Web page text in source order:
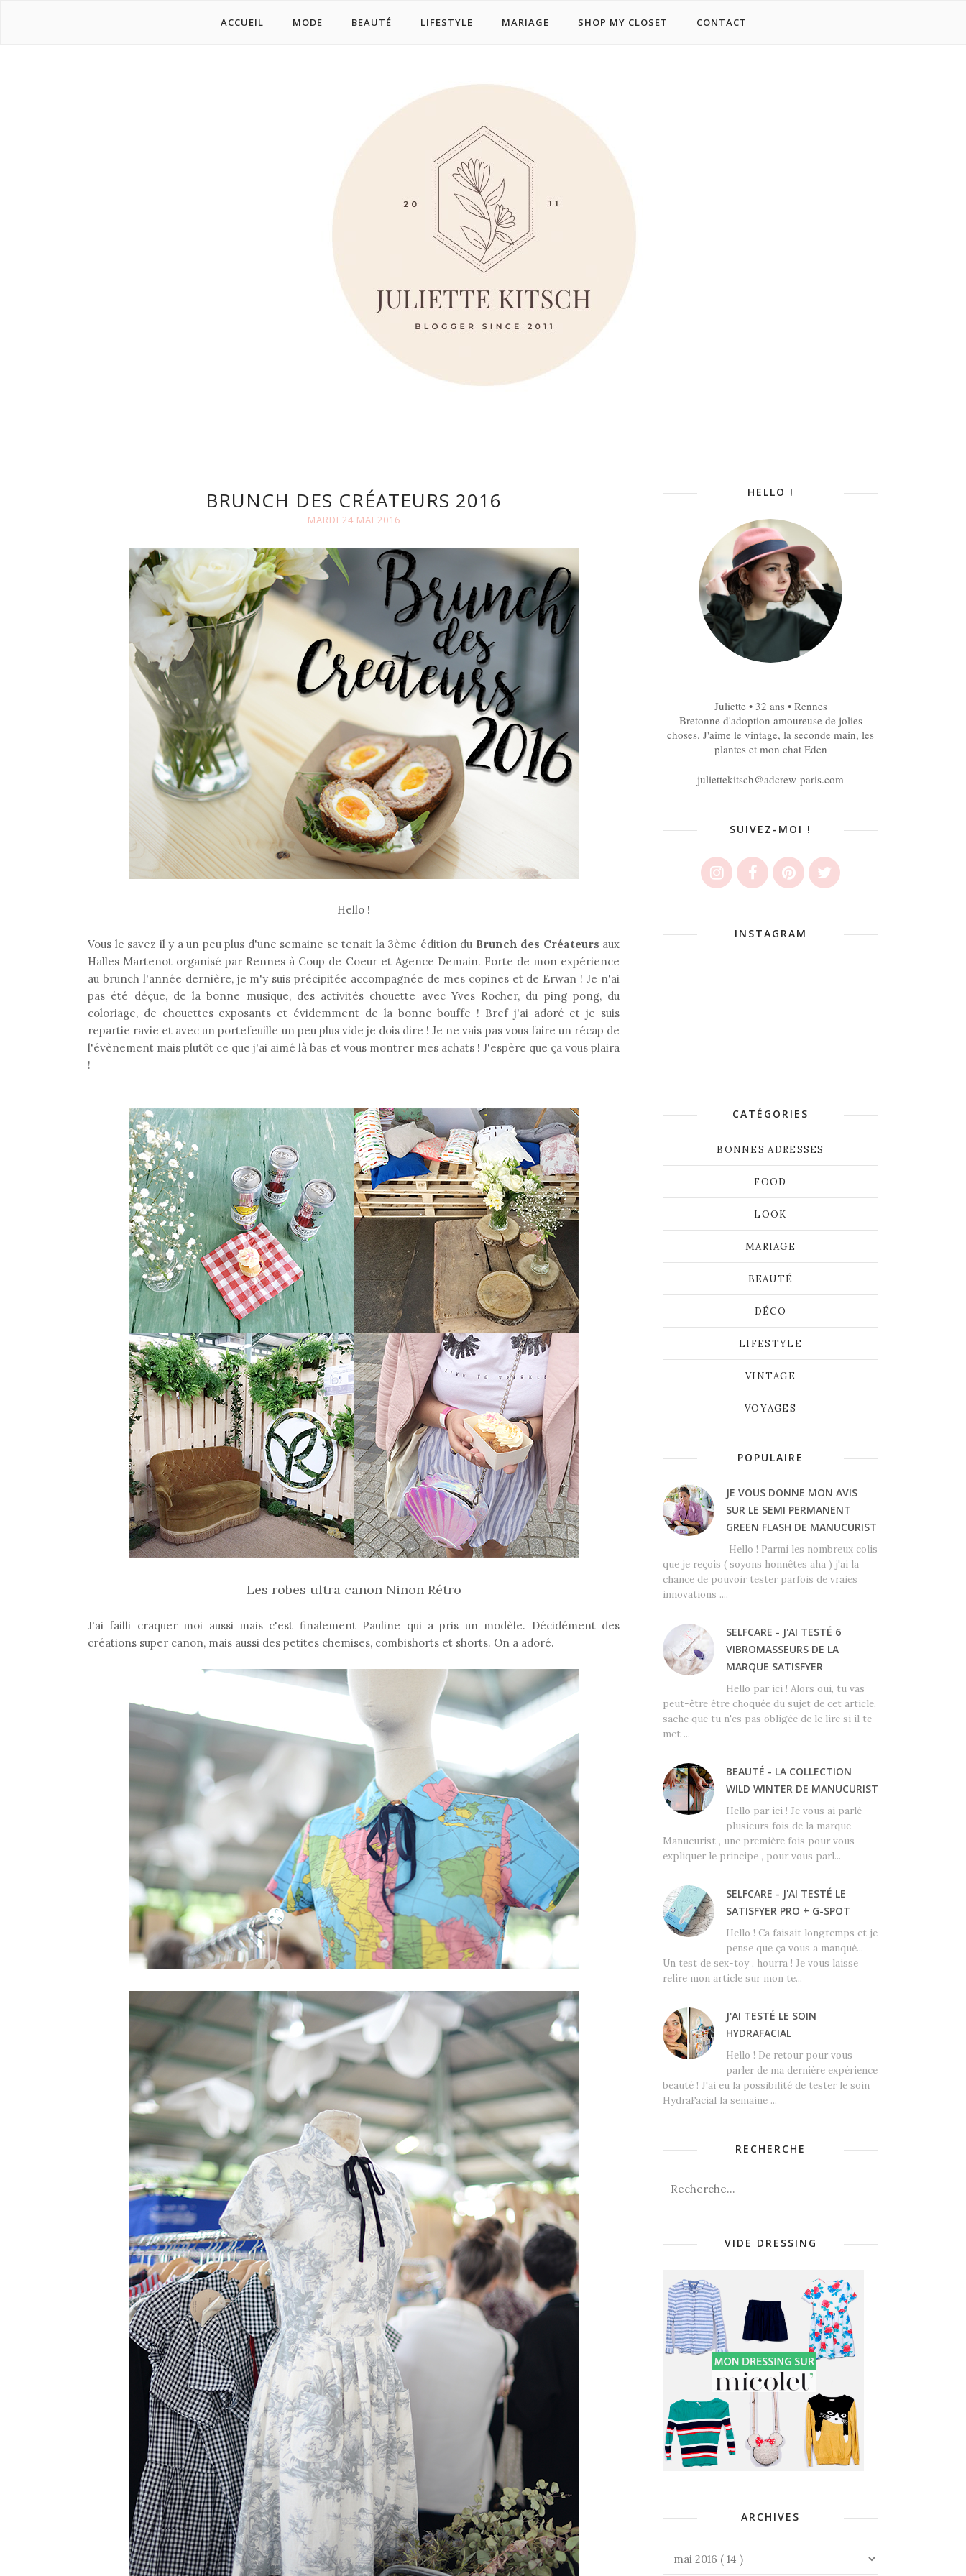
ACCUEIL MODE BEAUTÉ LIFESTYLE MARIAGE SHOP MY CLOSET CONTACT
BRUNCH DES CRÉATEURS 2016
MARDI 24 MAI 2016
Hello !
Vous le savez il y a un peu plus d'une semaine se tenait la 3ème édition du Brunch des Créateurs aux
Halles Martenot organisé par Rennes à Coup de Coeur et Agence Demain. Forte de mon expérience
au brunch l'année dernière, je m'y suis précipitée accompagnée de mes copines et de Erwan ! Je n'ai
pas été déçue, de la bonne musique, des activités chouette avec Yves Rocher, du ping pong, du
coloriage, de chouettes exposants et évidemment de la bonne bouffe ! Bref j'ai adoré et je suis
repartie ravie et avec un portefeuille un peu plus vide je dois dire ! Je ne vais pas vous faire un récap de
l'évènement mais plutôt ce que j'ai aimé là bas et vous montrer mes achats ! J'espère que ça vous plaira
!
Les robes ultra canon Ninon Rétro
J'ai failli craquer moi aussi mais c'est finalement Pauline qui a pris un modèle. Décidément des
créations super canon, mais aussi des petites chemises, combishorts et shorts. On a adoré.
HELLO !
Juliette • 32 ans • Rennes
Bretonne d'adoption amoureuse de jolies
choses. J'aime le vintage, la seconde main, les
plantes et mon chat Eden
juliettekitsch@adcrew-paris.com
SUIVEZ-MOI !
INSTAGRAM
CATÉGORIES
BONNES ADRESSES
FOOD
LOOK
MARIAGE
BEAUTÉ
DÉCO
LIFESTYLE
VINTAGE
VOYAGES
POPULAIRE
JE VOUS DONNE MON AVIS
SUR LE SEMI PERMANENT
GREEN FLASH DE MANUCURIST
Hello ! Parmi les nombreux colis
que je reçois ( soyons honnêtes aha ) j'ai la
chance de pouvoir tester parfois de vraies
innovations ....
SELFCARE - J'AI TESTÉ 6
VIBROMASSEURS DE LA
MARQUE SATISFYER
Hello par ici ! Alors oui, tu vas
peut-être être choquée du sujet de cet article,
sache que tu n'es pas obligée de le lire si il te
met ...
BEAUTÉ - LA COLLECTION
WILD WINTER DE MANUCURIST
Hello par ici ! Je vous ai parlé
plusieurs fois de la marque
Manucurist , une première fois pour vous
expliquer le principe , pour vous parl...
SELFCARE - J'AI TESTÉ LE
SATISFYER PRO + G-SPOT
Hello ! Ca faisait longtemps et je
pense que ça vous a manqué...
Un test de sex-toy , hourra ! Je vous laisse
relire mon article sur mon te...
J'AI TESTÉ LE SOIN
HYDRAFACIAL
Hello ! De retour pour vous
parler de ma dernière expérience
beauté ! J'ai eu la possibilité de tester le soin
HydraFacial la semaine ...
RECHERCHE
VIDE DRESSING
ARCHIVES